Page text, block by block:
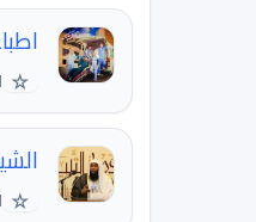
☆
☆